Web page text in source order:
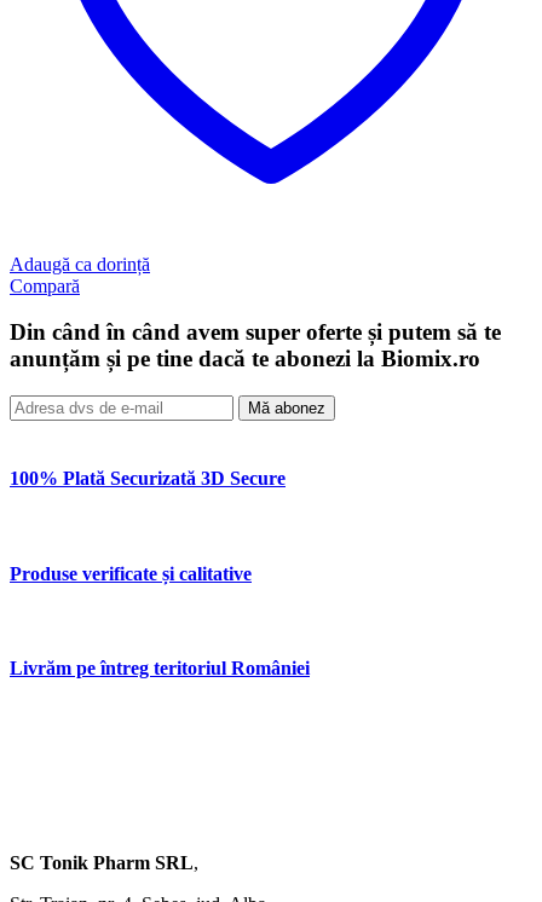
Adaugă ca dorință
Compară
Din când în când avem super oferte și putem să te
anunțăm și pe tine dacă te abonezi la Biomix.ro
Mă abonez
100% Plată Securizată 3D Secure
Produse verificate și calitative
Livrăm pe întreg teritoriul României
SC Tonik Pharm SRL,